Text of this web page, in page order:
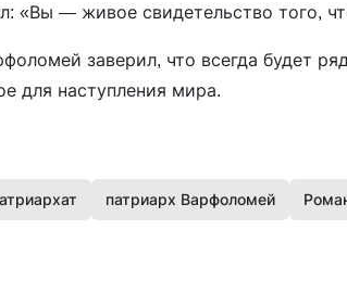
«Вы — живое свидетельство того,
заверил, что всегда будет
для наступления мира.
патриарх Варфоломей